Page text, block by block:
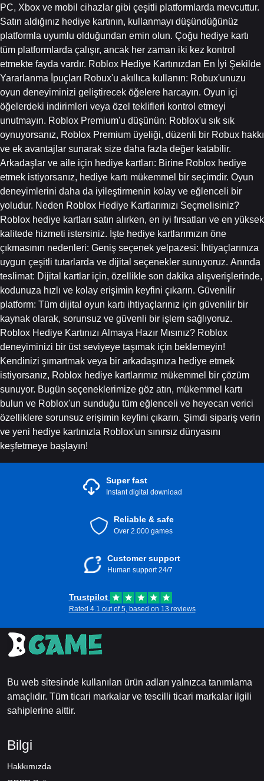
PC, Xbox ve mobil cihazlar gibi çeşitli platformlarda mevcuttur.
Satın aldığınız hediye kartının, kullanmayı düşündüğünüz
platformla uyumlu olduğundan emin olun. Çoğu hediye kartı
tüm platformlarda çalışır, ancak her zaman iki kez kontrol
etmekte fayda vardır. Roblox Hediye Kartınızdan En İyi Şekilde
Yararlanma İpuçları Robux'u akıllıca kullanın: Robux'unuzu
oyun deneyiminizi geliştirecek öğelere harcayın. Oyun içi
öğelerdeki indirimleri veya özel teklifleri kontrol etmeyi
unutmayın. Roblox Premium'u düşünün: Roblox'u sık sık
oynuyorsanız, Roblox Premium üyeliği, düzenli bir Robux hakkı
ve ek avantajlar sunarak size daha fazla değer katabilir.
Arkadaşlar ve aile için hediye kartları: Birine Roblox hediye
etmek istiyorsanız, hediye kartı mükemmel bir seçimdir. Oyun
deneyimlerini daha da iyileştirmenin kolay ve eğlenceli bir
yoludur. Neden Roblox Hediye Kartlarımızı Seçmelisiniz?
Roblox hediye kartları satın alırken, en iyi fırsatları ve en yüksek
kalitede hizmeti istersiniz. İşte hediye kartlarımızın öne
çıkmasının nedenleri: Geniş seçenek yelpazesi: İhtiyaçlarınıza
uygun çeşitli tutarlarda ve dijital seçenekler sunuyoruz. Anında
teslimat: Dijital kartlar için, özellikle son dakika alışverişlerinde,
kodunuza hızlı ve kolay erişimin keyfini çıkarın. Güvenilir
platform: Tüm dijital oyun kartı ihtiyaçlarınız için güvenilir bir
kaynak olarak, sorunsuz ve güvenli bir işlem sağlıyoruz.
Roblox Hediye Kartınızı Almaya Hazır Mısınız? Roblox
deneyiminizi bir üst seviyeye taşımak için beklemeyin!
Kendinizi şımartmak veya bir arkadaşınıza hediye etmek
istiyorsanız, Roblox hediye kartlarımız mükemmel bir çözüm
sunuyor. Bugün seçeneklerimize göz atın, mükemmel kartı
bulun ve Roblox'un sunduğu tüm eğlenceli ve heyecan verici
özelliklere sorunsuz erişimin keyfini çıkarın. Şimdi sipariş verin
ve yeni hediye kartınızla Roblox'un sınırsız dünyasını
keşfetmeye başlayın!
Super fast
Instant digital download
Reliable & safe
Over 2.000 games
Customer support
Human support 24/7
Trustpilot
Rated 4.1 out of 5, based on 13 reviews
Bu web sitesinde kullanılan ürün adları yalnızca tanımlama
amaçlıdır. Tüm ticari markalar ve tescilli ticari markalar ilgili
sahiplerine aittir.
Bilgi
Hakkımızda